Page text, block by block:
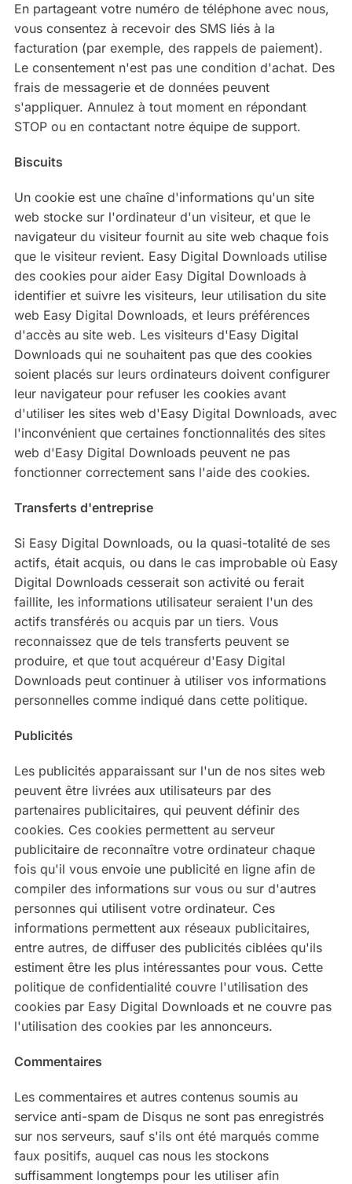
En partageant votre numéro de téléphone avec nous,
vous consentez à recevoir des SMS liés à la
facturation (par exemple, des rappels de paiement).
Le consentement n'est pas une condition d'achat. Des
frais de messagerie et de données peuvent
s'appliquer. Annulez à tout moment en répondant
STOP ou en contactant notre équipe de support.
Biscuits
Un cookie est une chaîne d'informations qu'un site
web stocke sur l'ordinateur d'un visiteur, et que le
navigateur du visiteur fournit au site web chaque fois
que le visiteur revient. Easy Digital Downloads utilise
des cookies pour aider Easy Digital Downloads à
identifier et suivre les visiteurs, leur utilisation du site
web Easy Digital Downloads, et leurs préférences
d'accès au site web. Les visiteurs d'Easy Digital
Downloads qui ne souhaitent pas que des cookies
soient placés sur leurs ordinateurs doivent configurer
leur navigateur pour refuser les cookies avant
d'utiliser les sites web d'Easy Digital Downloads, avec
l'inconvénient que certaines fonctionnalités des sites
web d'Easy Digital Downloads peuvent ne pas
fonctionner correctement sans l'aide des cookies.
Transferts d'entreprise
Si Easy Digital Downloads, ou la quasi-totalité de ses
actifs, était acquis, ou dans le cas improbable où Easy
Digital Downloads cesserait son activité ou ferait
faillite, les informations utilisateur seraient l'un des
actifs transférés ou acquis par un tiers. Vous
reconnaissez que de tels transferts peuvent se
produire, et que tout acquéreur d'Easy Digital
Downloads peut continuer à utiliser vos informations
personnelles comme indiqué dans cette politique.
Publicités
Les publicités apparaissant sur l'un de nos sites web
peuvent être livrées aux utilisateurs par des
partenaires publicitaires, qui peuvent définir des
cookies. Ces cookies permettent au serveur
publicitaire de reconnaître votre ordinateur chaque
fois qu'il vous envoie une publicité en ligne afin de
compiler des informations sur vous ou sur d'autres
personnes qui utilisent votre ordinateur. Ces
informations permettent aux réseaux publicitaires,
entre autres, de diffuser des publicités ciblées qu'ils
estiment être les plus intéressantes pour vous. Cette
politique de confidentialité couvre l'utilisation des
cookies par Easy Digital Downloads et ne couvre pas
l'utilisation des cookies par les annonceurs.
Commentaires
Les commentaires et autres contenus soumis au
service anti-spam de Disqus ne sont pas enregistrés
sur nos serveurs, sauf s'ils ont été marqués comme
faux positifs, auquel cas nous les stockons
suffisamment longtemps pour les utiliser afin